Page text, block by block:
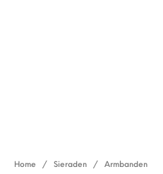
Home / Sieraden / Armbanden